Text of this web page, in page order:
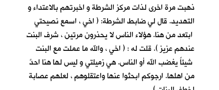
ذهبت مرة اخرى لذات مركز الشرطة و اخبرتهم بالاعتداء و
التهديد. قال لي ضابط الشرطة: ( اخي ، اسمع نصيحتي
ابتعد من هنا. هؤلاء الناس لا يحذرون مرتين ، شرف البنت
عندهم عزيز ). قلت له : ( اخي ، والله ما عملت مع البنت
شيئاً يغضب الله أو الناس. هي زميلتي و ليس لها هنا احدٌ
من اهلها. ارجوكم ابحثوا عنها واعتقلوهم ، لعلهم عصابة